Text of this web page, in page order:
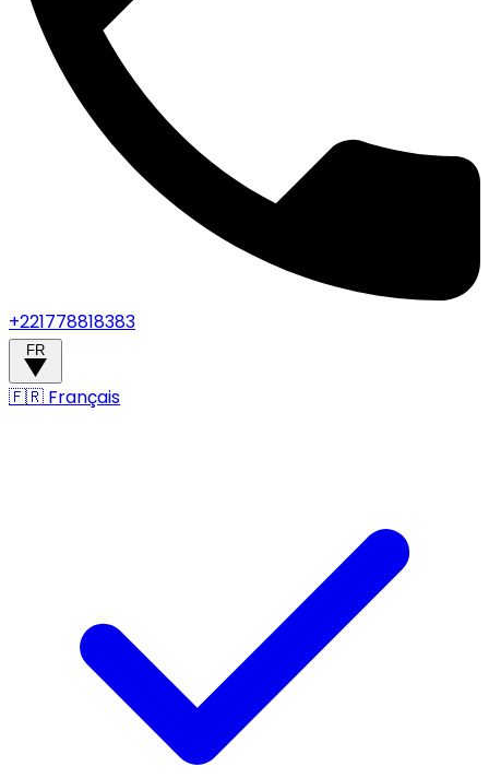
+221778818383
FR
🇫🇷 Français